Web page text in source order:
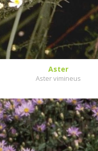
Aster
Aster vimineus